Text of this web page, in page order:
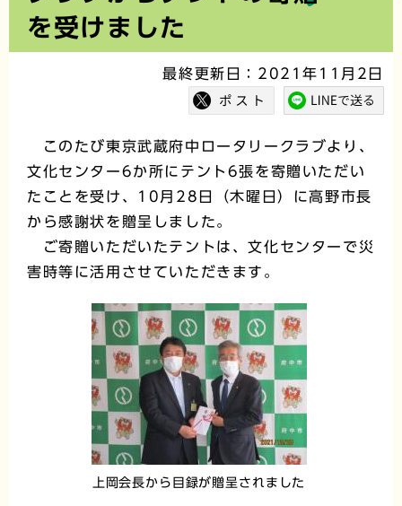
を受けました
最終更新日：2021年11月2日
このたび東京武蔵府中ロータリークラブより、
文化センター6か所にテント6張を寄贈いただい
たことを受け、10月28日（木曜日）に高野市長
から感謝状を贈呈しました。
ご寄贈いただいたテントは、文化センターで災
害時等に活用させていただきます。
上岡会長から目録が贈呈されました